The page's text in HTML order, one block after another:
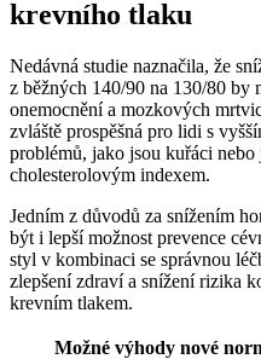
krevního tlaku
Nedávná studie naznačila, že
z běžných 140/90 na 130/80 by
onemocnění a mozkových
zvláště prospěšná pro lidi s
problémů, jako jsou kuřáci
cholesterolovým indexem.
Jedním z důvodů za snížením
být i lepší možnost prevence
styl v kombinaci se správnou
zlepšení zdraví a snížení rizika
krevním tlakem.
Možné výhody nové